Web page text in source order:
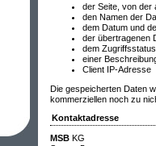
der Seite, von der
den Namen der
dem Datum und
der übertragenen
dem
einer
Client IP-Adresse
Die gespeicherten Daten
kommerziellen noch zu
Kontaktadresse
MSB KG